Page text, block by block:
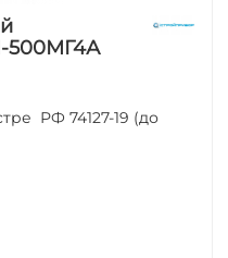
500МГ4А
РФ 74127-19 (до